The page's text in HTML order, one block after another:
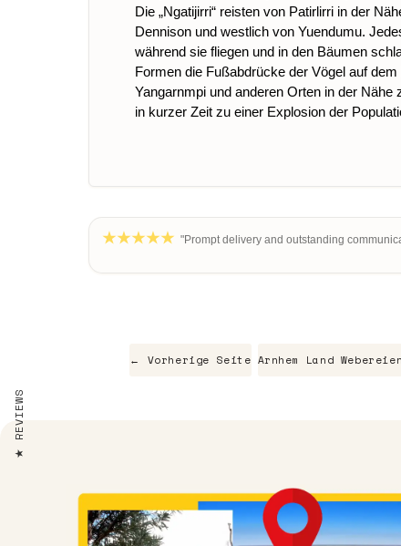
Die „Ngatijirri“ reisten von Patirlirri in der
Dennison und westlich von Yuendumu.
während sie fliegen und in den Bäumen
Formen die Fußabdrücke der Vögel auf
Yangarnmpi und anderen Orten in der
in kurzer Zeit zu einer Explosion der
"Prompt delivery and outstanding
← Vorherige Seite Arnhem Land Webereien
REVIEWS